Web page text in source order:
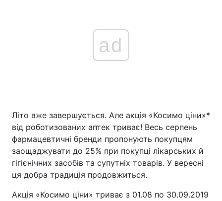
Головна Війна
ad
Літо вже завершується. Але акція «Косимо ціни»*
від роботизованих аптек триває! Весь серпень
фармацевтичні бренди пропонують покупцям
заощаджувати до 25% при покупці лікарських й
гігієнічних засобів та супутніх товарів. У вересні
ця добра традиція продовжиться.
Акція «Косимо ціни» триває з 01.08 по 30.09.2019